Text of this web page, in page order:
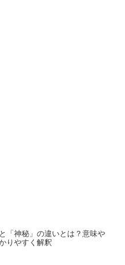
と「神秘」の違いとは？意味や
りやすく解釈